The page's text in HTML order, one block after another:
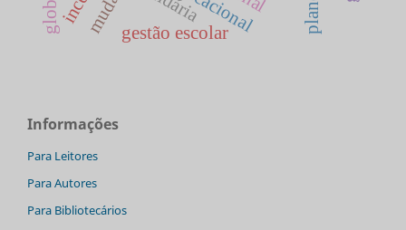
gestão escolar
Informações
Para Leitores
Para Autores
Para Bibliotecários